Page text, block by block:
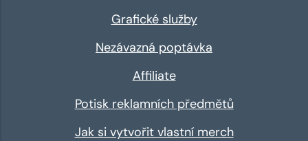
Grafické služby
Nezávazná poptávka
Affiliate
Potisk reklamních předmětů
Jak si vytvořit vlastní merch